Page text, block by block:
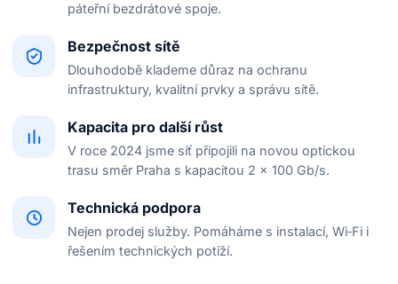
páteřní bezdrátové spoje.
Bezpečnost sítě
Dlouhodobě klademe důraz na ochranu
infrastruktury, kvalitní prvky a správu sítě.
Kapacita pro další růst
V roce 2024 jsme síť připojili na novou optickou
trasu směr Praha s kapacitou 2 × 100 Gb/s.
Technická podpora
Nejen prodej služby. Pomáháme s instalací, Wi‑Fi i
řešením technických potíží.